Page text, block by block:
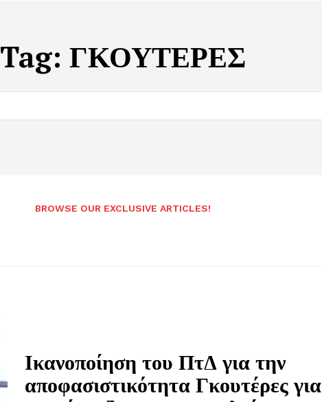
Tag: ΓΚΟΥΤΕΡΕΣ
BROWSE OUR EXCLUSIVE ARTICLES!
Ικανοποίηση του ΠτΔ για την
αποφασιστικότητα Γκουτέρες για